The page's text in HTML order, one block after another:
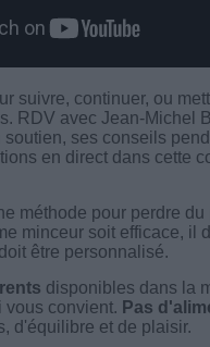
suivre, continuer, ou
RDV avec Jean-Michel
ses conseils
en direct dans cette
méthode pour perdre du
minceur soit efficace, il
être personnalisé.
disponibles dans la
vous convient. Pas
d'équilibre et de plaisir.